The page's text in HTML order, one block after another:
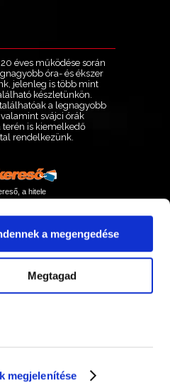
megjelenítése
a megengedése
Megtagad
éves működése során
óra- és ékszer
jelenleg is több mint
készletünkön.
a legnagyobb
svájci órák
is kiemelkedő
rendelkezünk.
a hitele